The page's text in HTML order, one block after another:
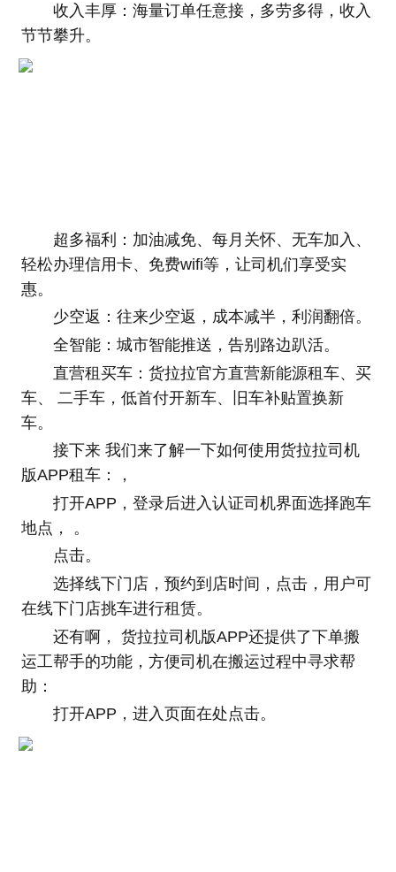
收入丰厚：海量订单任意接，多劳多得，收入
节节攀升。
超多福利：加油减免、每月关怀、无车加入、
轻松办理信用卡、免费wifi等，让司机们享受实
惠。
少空返：往来少空返，成本减半，利润翻倍。
全智能：城市智能推送，告别路边趴活。
直营租买车：货拉拉官方直营新能源租车、买
车、 二手车，低首付开新车、旧车补贴置换新
车。
接下来 我们来了解一下如何使用货拉拉司机
版APP租车：，
打开APP，登录后进入认证司机界面选择跑车
地点， 。
点击。
选择线下门店，预约到店时间，点击，用户可
在线下门店挑车进行租赁。
还有啊， 货拉拉司机版APP还提供了下单搬
运工帮手的功能，方便司机在搬运过程中寻求帮
助：
打开APP，进入页面在处点击。